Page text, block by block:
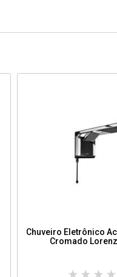
Chuveiro Eletrônico